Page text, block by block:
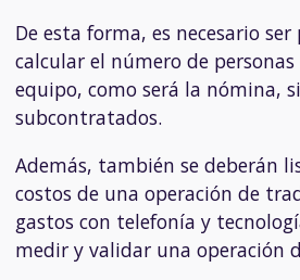
De esta forma, es necesario
calcular el número de
equipo, como será la nómina,
subcontratados.
Además, también se deberán
costos de una operación de
gastos con telefonía y
medir y validar una operación